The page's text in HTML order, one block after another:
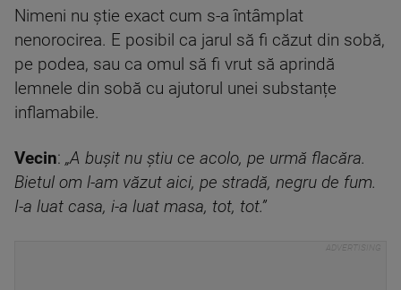
Nimeni nu știe exact cum s-a întâmplat
nenorocirea. E posibil ca jarul să fi căzut din sobă,
pe podea, sau ca omul să fi vrut să aprindă
lemnele din sobă cu ajutorul unei substanțe
inflamabile.
Vecin: „A bușit nu știu ce acolo, pe urmă flacăra.
Bietul om l-am văzut aici, pe stradă, negru de fum.
I-a luat casa, i-a luat masa, tot, tot.”